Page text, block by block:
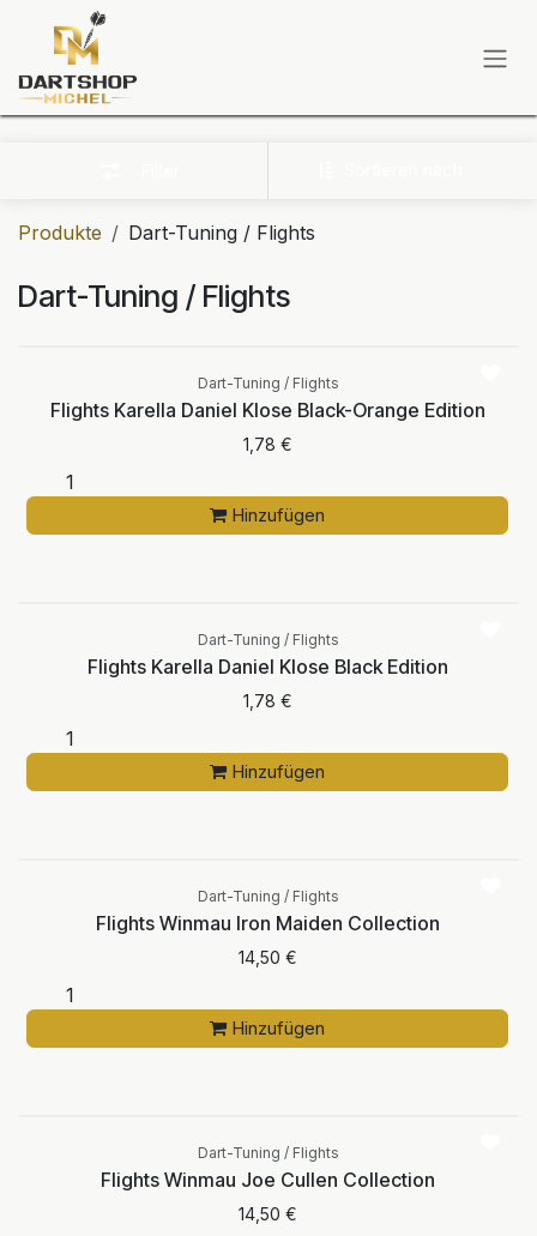
Zum Inhalt springen
Produkte Dart-Tuning / Flights
Dart-Tuning / Flights
Dart-Tuning / Flights
Flights Karella Daniel Klose Black-Orange Edition
1,78 €
Hinzufügen
Dart-Tuning / Flights
Flights Karella Daniel Klose Black Edition
1,78 €
Hinzufügen
Dart-Tuning / Flights
Flights Winmau Iron Maiden Collection
14,50 €
Hinzufügen
Dart-Tuning / Flights
Flights Winmau Joe Cullen Collection
14,50 €